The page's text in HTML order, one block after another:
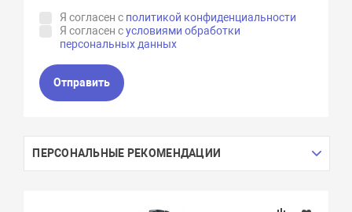
Я согласен с политикой конфиденциальности
Я согласен сусловиями обработки
персональных данных
Отправить
ПЕРСОНАЛЬНЫЕ РЕКОМЕНДАЦИИ